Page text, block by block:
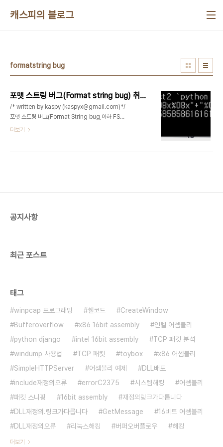
캐스피의 블로그
formatstring bug
포맷 스트링 버그(Format string bug) 취약점이란?
/* written by kaspy (kaspyx@gmail.com)*/
포맷 스트링 버그(Format String bug,이하 FSB)
란 버퍼 오버플로우 해킹 기법의 한종류로써, 사용자
decimal %I Formats an in..
더보기
공지사항
최근 포스트
태그
winpcap 프로그래밍 쉘코드
CreateWindow
Bufferoverflow
x86 16bit assembly
인텔 어셈블리
python django
intel 16bit assembly
TCP 패킷 분석
windump 사용법
TCP 패킷 toybox
x86 어셈블리
SimpleHTTPServer
어셈블리 예제
DLL배포
include재정의오류
errorC2375 시스템해킹
어셈블리
패킷 스니핑
16bit assembly
재정의링크가다릅니다
DLL재정의.링크가다릅니다
GetMessage
16비트 어셈블리
DLL재정의오류
리눅스해킹 버퍼오버플로우 해킹
더보기